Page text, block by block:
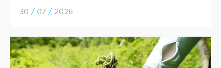
30 / 07 / 2026